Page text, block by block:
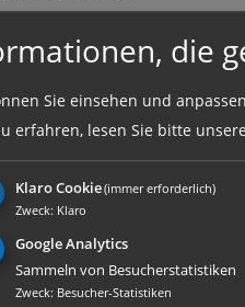
Position innerhalb
unter einer flachen
die
Sie einsehen und
erfahren, lesen Sie bitte unsere
Klaro Cookie(immer erforderlich)
Zweck: Klaro
Google Analytics
Sammeln von Besucherstatistiken
Zweck: Besucher-Statistiken